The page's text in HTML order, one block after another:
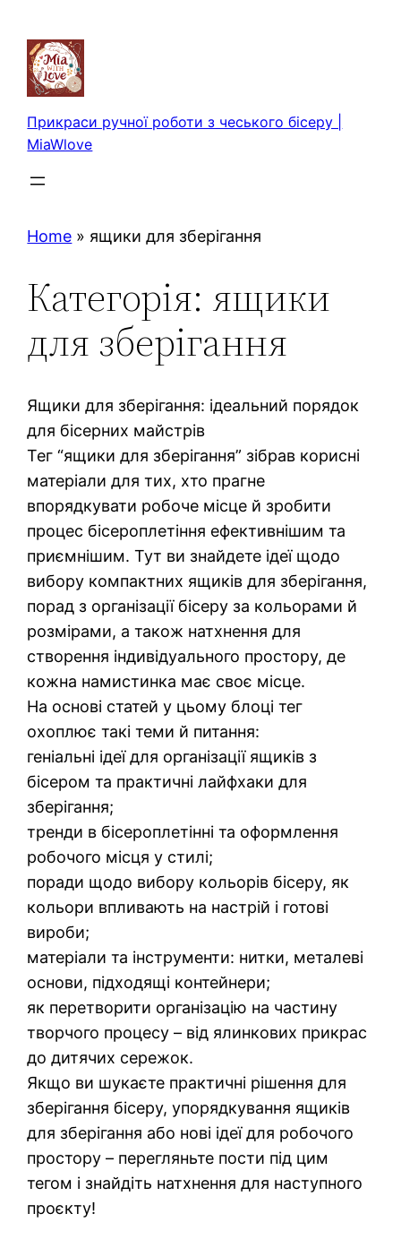
вмісту
Прикраси ручної роботи з чеського бісеру |
MiaWlove
Home » ящики для зберігання
Категорія: ящики
для зберігання
Ящики для зберігання: ідеальний порядок
для бісерних майстрів
Тег “ящики для зберігання” зібрав корисні
матеріали для тих, хто прагне
впорядкувати робоче місце й зробити
процес бісероплетіння ефективнішим та
приємнішим. Тут ви знайдете ідеї щодо
вибору компактних ящиків для зберігання,
порад з організації бісеру за кольорами й
розмірами, а також натхнення для
створення індивідуального простору, де
кожна намистинка має своє місце.
На основі статей у цьому блоці тег
охоплює такі теми й питання:
геніальні ідеї для організації ящиків з
бісером та практичні лайфхаки для
зберігання;
тренди в бісероплетінні та оформлення
робочого місця у стилі;
поради щодо вибору кольорів бісеру, як
кольори впливають на настрій і готові
вироби;
матеріали та інструменти: нитки, металеві
основи, підходящі контейнери;
як перетворити організацію на частину
творчого процесу – від ялинкових прикрас
до дитячих сережок.
Якщо ви шукаєте практичні рішення для
зберігання бісеру, упорядкування ящиків
для зберігання або нові ідеї для робочого
простору – перегляньте пости під цим
тегом і знайдіть натхнення для наступного
проєкту!